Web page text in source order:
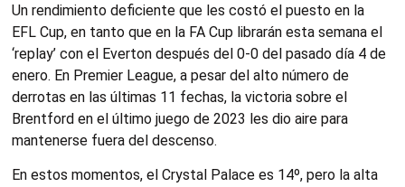
Un rendimiento deficiente que les costó el puesto en la
EFL Cup, en tanto que en la FA Cup librarán esta semana el
‘replay’ con el Everton después del 0-0 del pasado día 4 de
enero. En Premier League, a pesar del alto número de
derrotas en las últimas 11 fechas, la victoria sobre el
Brentford en el último juego de 2023 les dio aire para
mantenerse fuera del descenso.
En estos momentos, el Crystal Palace es 14º, pero la alta